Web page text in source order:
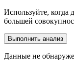
Используйте, когда
большей
Выполнить анализ
Данные не